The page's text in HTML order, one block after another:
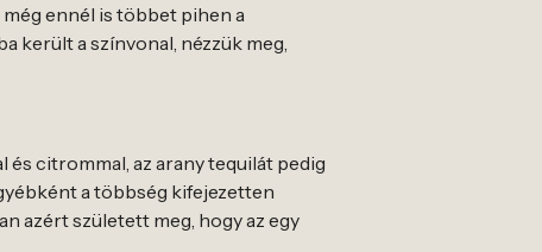
ennél is többet pihen a
került a színvonal, nézzük meg,
és citrommal, az arany tequilát pedig
a többség kifejezetten
azért született meg, hogy az egy